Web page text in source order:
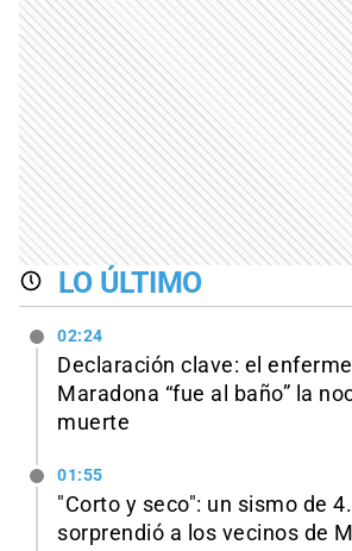
LO ÚLTIMO
02:24
Declaración clave: el
Maradona “fue al baño” la
muerte
01:55
"Corto y seco": un sismo de
sorprendió a los vecinos de